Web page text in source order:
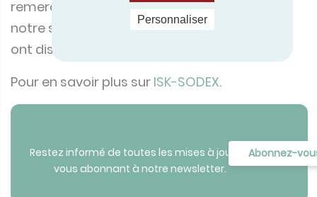
notre stand, ont assisté à la présentation et
ont discuté avec l'équipe de la certification.
Pour en savoir plus surISK-SODEX.
vous abonnant à notre newsletter.
Personnaliser